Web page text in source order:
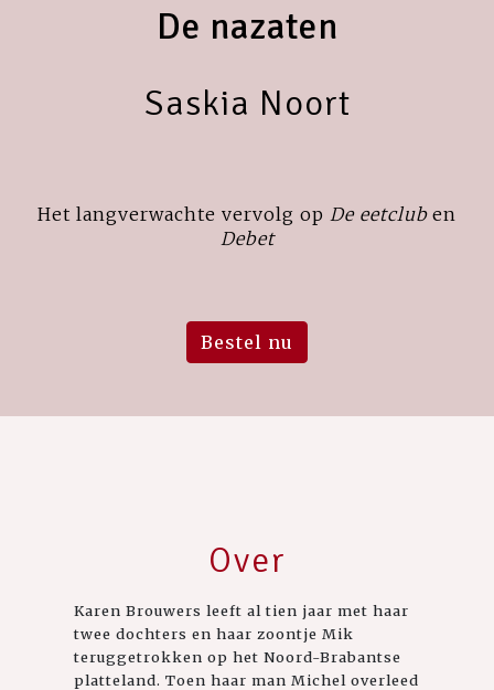
De nazaten
Saskia Noort
Het langverwachte vervolg op De eetclub en
Debet
Bestel nu
Over
Karen Brouwers leeft al tien jaar met haar
twee dochters en haar zoontje Mik
teruggetrokken op het Noord-Brabantse
platteland. Toen haar man Michel overleed